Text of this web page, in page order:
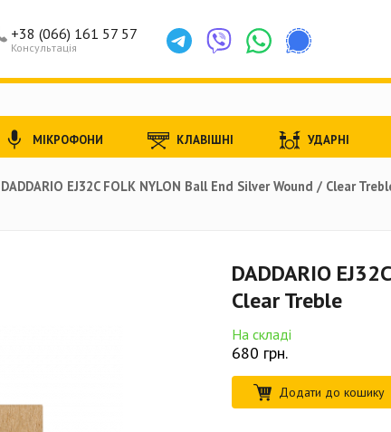
DADDARIO EJ32C FOLK NYLON Ball End Silver Wound / Clear
DADDARIO
Clear Treble
На складі
680 грн.
Додати до кошику
Консультація
+38 (066) 161 57 57
МІКРОФОНИ КЛАВІШНІ УДАРНІ